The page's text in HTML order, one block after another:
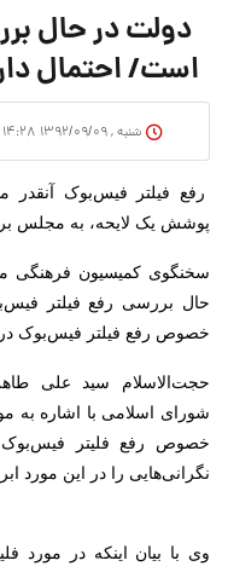
دولت در حال
است/ احتمال
شنبه , ۱۳۹۲/۰۹/۰۹ ۱۴:۲۸
رفع فیلتر فیس‌بوک
پوشش یک لایحه‌، به مجلس
سخنگوی کمیسیون فرهنگی
حال بررسی رفع فیلتر
خصوص رفع فیلتر فیس‌بوک در
حجت‌الاسلام سید علی
شورای اسلامی با اشاره به
خصوص رفع فلیتر
نگرانی‌هایی را در این مورد
وی با بیان اینکه در مورد